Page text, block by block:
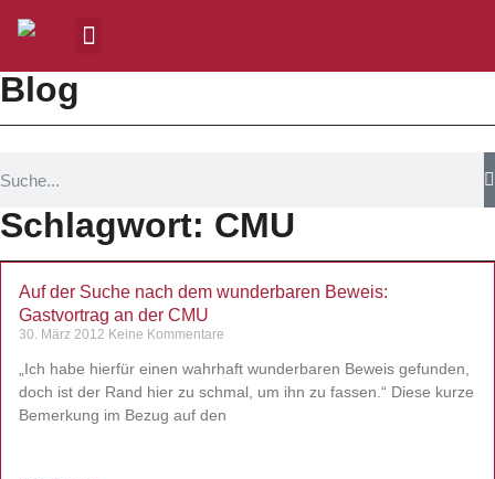
Blog
Schlagwort: CMU
Auf der Suche nach dem wunderbaren Beweis:
Gastvortrag an der CMU
30. März 2012 Keine Kommentare
„Ich habe hierfür einen wahrhaft wunderbaren Beweis gefunden,
doch ist der Rand hier zu schmal, um ihn zu fassen.“ Diese kurze
Bemerkung im Bezug auf den